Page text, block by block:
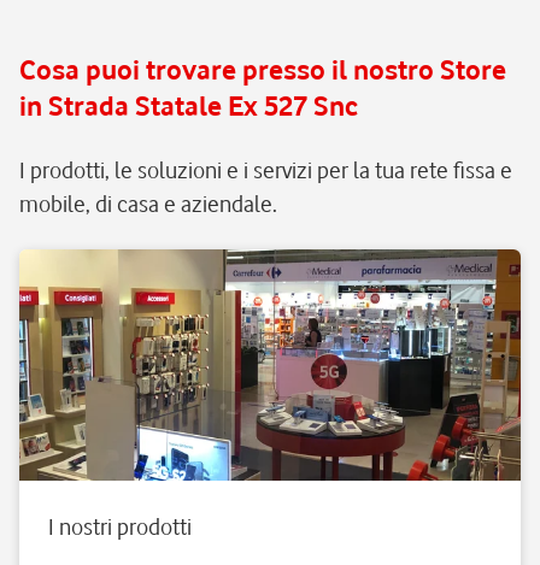
assistenza e manutenzione
continua, senza pensieri.
Cosa puoi trovare presso il nostro Store
in Strada Statale Ex 527 Snc
I prodotti, le soluzioni e i servizi per la tua rete fissa e
mobile, di casa e aziendale.
I nostri prodotti